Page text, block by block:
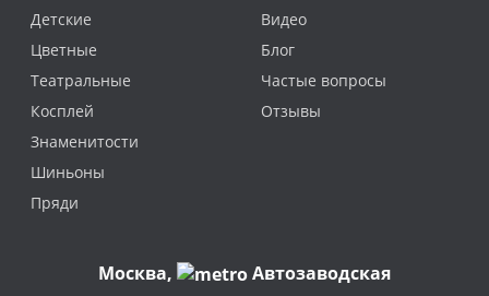
Детские
Цветные
Театральные
Косплей
Знаменитости
Шиньоны
Пряди
Видео
Блог
Частые вопросы
Отзывы
Москва, Автозаводская